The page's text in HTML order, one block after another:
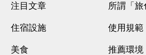
注目文章
住宿設施
美食
所謂「旅
使用規範
推薦環境